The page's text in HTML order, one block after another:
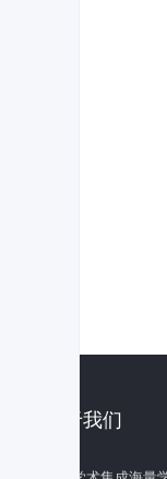
关于我们